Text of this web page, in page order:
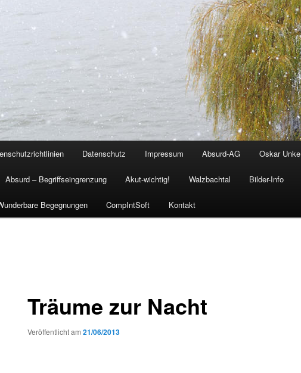
Datenschutz Impressum Absurd-AG Oskar Unke
Absurd – Begriffseingrenzung Akut-wichtig! Walzbachtal Bilder-Info
Begegnungen CompIntSoft Kontakt
Träume zur Nacht
Veröffentlicht am 21/06/2013